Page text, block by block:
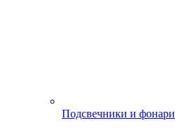
Подсвечники и фонари